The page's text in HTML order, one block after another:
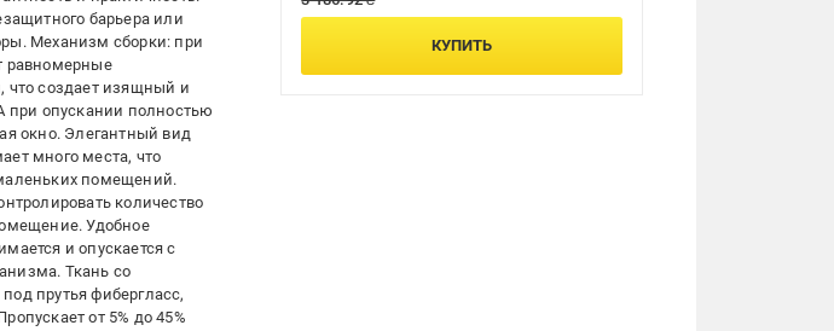
барьера или
Механизм сборки: при
равномерные
что создает изящный и
при опускании полностью
окно. Элегантный вид
много места, что
помещений.
количество
Удобное
и опускается с
Ткань со
прутья фибергласс,
от 5% до 45%
КУПИТЬ